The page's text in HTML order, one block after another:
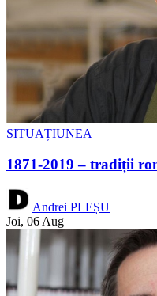
SITUAȚIUNEA
1871-2019 – tradiții
Andrei PLEȘU
Joi, 06 Aug